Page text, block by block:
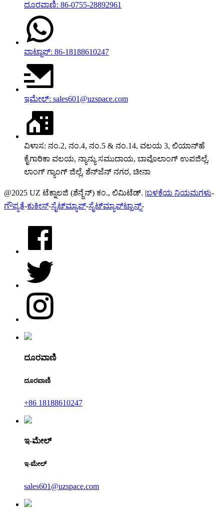
ದೂರವಾಣಿ: 86-0755-28892961
ವಾಟ್ಸಾಪ್: 86-18188610247
ಇಮೇಲ್: sales601@uzspace.com
ವಿಳಾಸ: ನಂ.2, ನಂ.4, ನಂ.5 & ನಂ.14, ವಲಯ 3, ಲಿಯಾನ್‌ಹೆ
ಕೈಗಾರಿಕಾ ವಲಯ, ನ್ಯಾನ್ಯು ಸಮುದಾಯ, ಬಾವೊಲಾಂಗ್ ಉಪಜಿಲ್ಲೆ,
ಲಾಂಗ್ ಗ್ಯಾಂಗ್ ಜಿಲ್ಲೆ, ಶೆನ್‌ಜೆನ್ ನಗರ, ಚೀನಾ
@2025 UZ ಟೆಕ್ನಾಲಜಿ (ಶೆನ್ಜೆನ್) ಕಂ., ಲಿಮಿಟೆಡ್. |ಬಳಕೆಯ ನಿಯಮಗಳು-
ಗೌಪ್ಯತೆ-ಕುಕೀಸ್-ಸೈಟ್‌ಮ್ಯಾಪ್-ಸೈಟ್‌ಮ್ಯಾಪ್‌ಟ್ರಾನ್ಸ್-
ದೂರವಾಣಿ
ದೂರವಾಣಿ
+86 18188610247
ಇ-ಮೇಲ್
ಇ-ಮೇಲ್
sales601@uzspace.com